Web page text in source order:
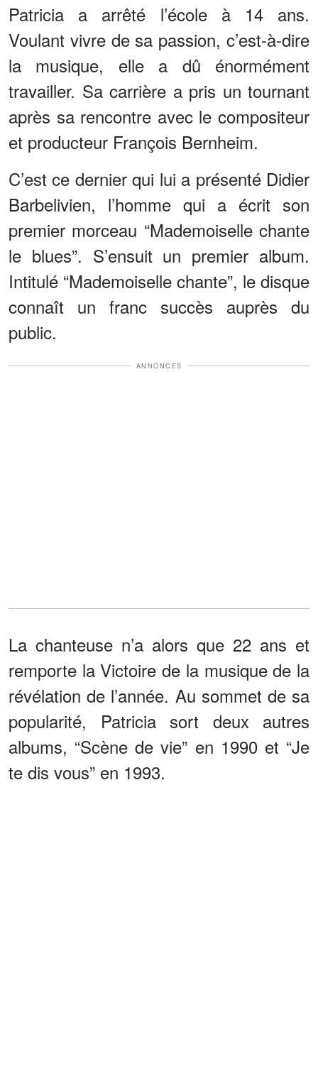
Patricia a arrêté l’école à 14 ans.
Voulant vivre de sa passion, c’est-à-dire
la musique, elle a dû énormément
travailler. Sa carrière a pris un tournant
après sa rencontre avec le compositeur
et producteur François Bernheim.
C’est ce dernier qui lui a présenté Didier
Barbelivien, l’homme qui a écrit son
premier morceau “Mademoiselle chante
le blues”. S’ensuit un premier album.
Intitulé “Mademoiselle chante”, le disque
connaît un franc succès auprès du
public.
ANNONCES
La chanteuse n’a alors que 22 ans et
remporte la Victoire de la musique de la
révélation de l’année. Au sommet de sa
popularité, Patricia sort deux autres
albums, “Scène de vie” en 1990 et “Je
te dis vous” en 1993.